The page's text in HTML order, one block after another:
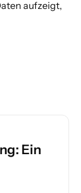
Ein